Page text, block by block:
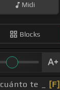
Midi
Blocks
te _ [F]